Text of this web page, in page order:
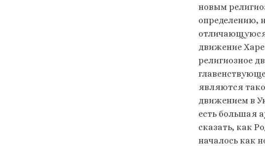
новым
определению,
отличающуюся
движение
религиозное
являются
движением в
есть большая
сказать, как
началось как